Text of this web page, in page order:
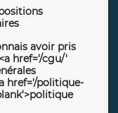
avoir pris
href='/cgu/'
href='/politique-